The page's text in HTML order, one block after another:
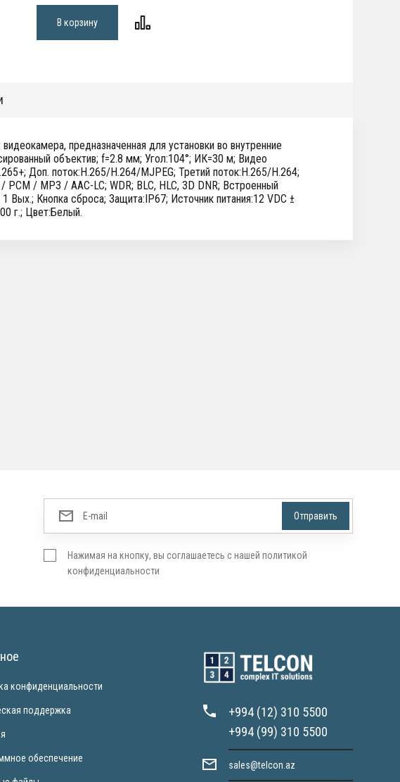
В корзину
предназначенная для установки во внутренние
объектив; f=2.8 мм; Угол:104°; ИК=30 м; Видео
Доп. поток:H.265/H.264/MJPEG; Третий поток:H.265/H.264;
/ MP3 / AAC-LC; WDR; BLC, HLC, 3D DNR; Встроенный
Кнопка сброса; Защита:IP67; Источник питания:12 VDC ±
г.; Цвет:Белый.
Нажимая на кнопку, вы соглашаетесь с нашей политикой
конфиденциальности
конфиденциальности
поддержка
обеспечение
+994 (12) 310 5500
+994 (99) 310 5500
sales@telcon.az